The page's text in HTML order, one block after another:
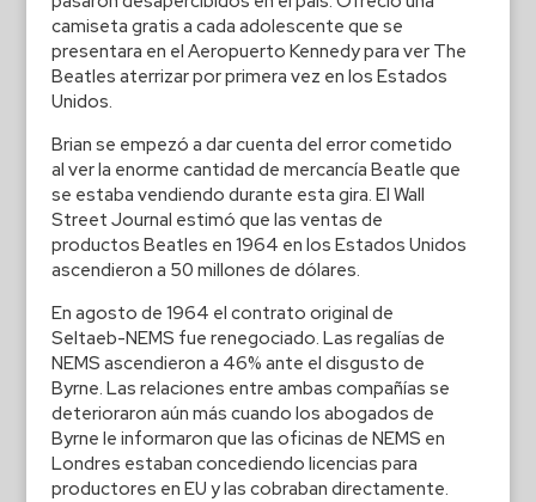
camiseta gratis a cada adolescente que se
presentara en el Aeropuerto Kennedy para ver The
Beatles aterrizar por primera vez en los Estados
Unidos.
Brian se empezó a dar cuenta del error cometido
al ver la enorme cantidad de mercancía Beatle que
se estaba vendiendo durante esta gira. El Wall
Street Journal estimó que las ventas de
productos Beatles en 1964 en los Estados Unidos
ascendieron a 50 millones de dólares.
En agosto de 1964 el contrato original de
Seltaeb-NEMS fue renegociado. Las regalías de
NEMS ascendieron a 46% ante el disgusto de
Byrne. Las relaciones entre ambas compañías se
deterioraron aún más cuando los abogados de
Byrne le informaron que las oficinas de NEMS en
Londres estaban concediendo licencias para
productores en EU y las cobraban directamente.